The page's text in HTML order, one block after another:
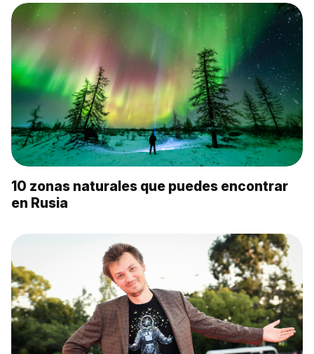
10 zonas naturales que puedes encontrar
en Rusia